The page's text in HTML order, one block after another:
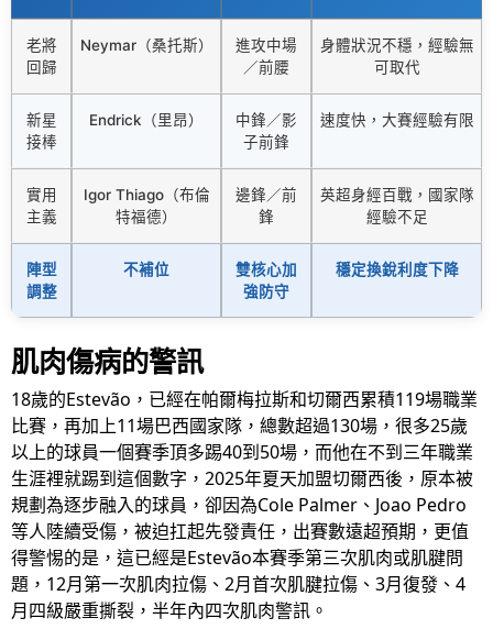
老將
回歸
Neymar（桑托斯）
進攻中場
／前腰
身體狀況不穩，經驗無
可取代
新星
接棒
Endrick（里昂）
中鋒／影
子前鋒
速度快，大賽經驗有限
實用
主義
Igor Thiago（布倫
特福德）
邊鋒／前
鋒
英超身經百戰，國家隊
經驗不足
陣型
調整
不補位
雙核心加
強防守
穩定換銳利度下降
肌肉傷病的警訊
18歲的Estevão，已經在帕爾梅拉斯和切爾西累積119場職業
比賽，再加上11場巴西國家隊，總數超過130場，很多25歲
以上的球員一個賽季頂多踢40到50場，而他在不到三年職業
生涯裡就踢到這個數字，2025年夏天加盟切爾西後，原本被
規劃為逐步融入的球員，卻因為Cole Palmer、Joao Pedro
等人陸續受傷，被迫扛起先發責任，出賽數遠超預期，更值
得警惕的是，這已經是Estevão本賽季第三次肌肉或肌腱問
題，12月第一次肌肉拉傷、2月首次肌腱拉傷、3月復發、4
月四級嚴重撕裂，半年內四次肌肉警訊。